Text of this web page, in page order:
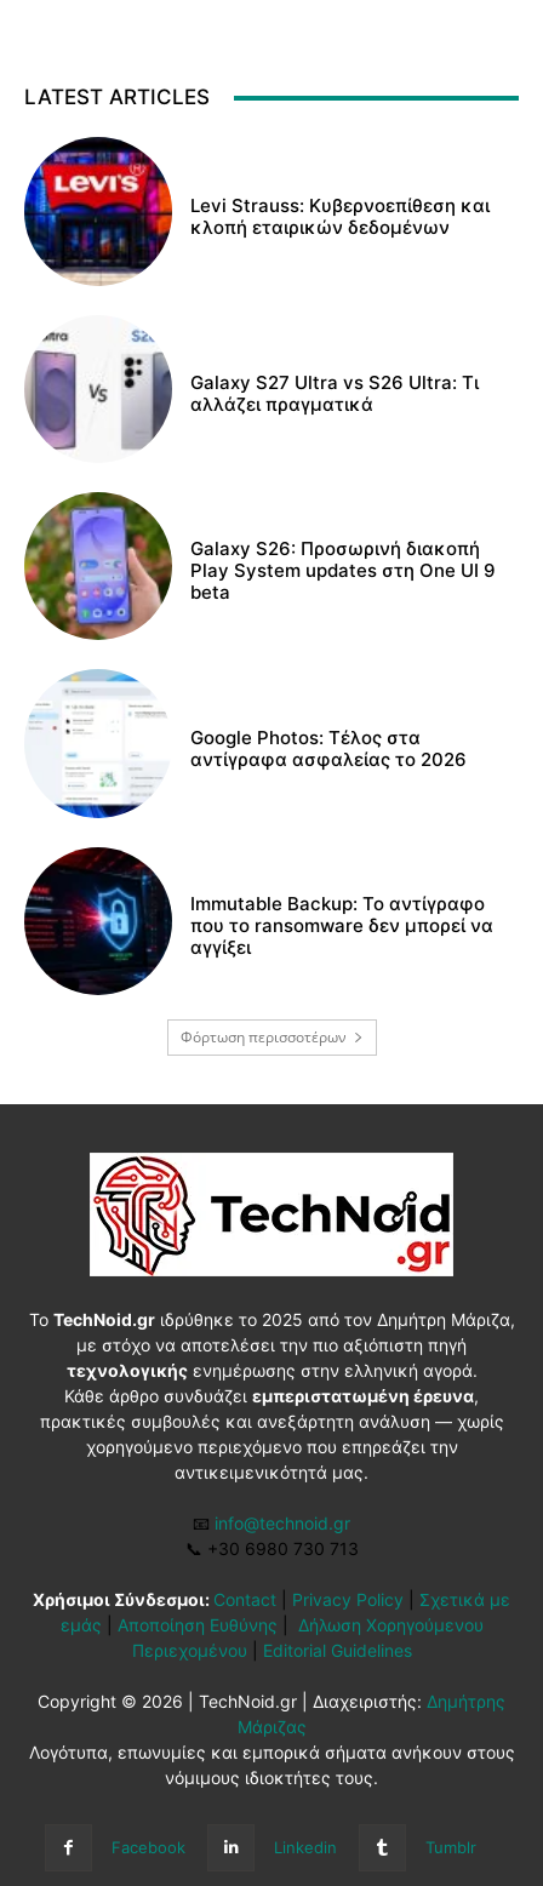
LATEST ARTICLES
Levi Strauss: Κυβερνοεπίθεση και
κλοπή εταιρικών δεδομένων
Galaxy S27 Ultra vs S26 Ultra: Τι
αλλάζει πραγματικά
Galaxy S26: Προσωρινή διακοπή
Play System updates στη One UI 9
beta
Google Photos: Τέλος στα
αντίγραφα ασφαλείας το 2026
Immutable Backup: Το αντίγραφο
που το ransomware δεν μπορεί να
αγγίξει
Φόρτωση περισσοτέρων
Το TechNoid.grιδρύθηκε το 2025 από τον Δημήτρη Μάριζα,
με στόχο να αποτελέσει την πιο αξιόπιστη πηγή
τεχνολογικήςενημέρωσης στην ελληνική αγορά.
Κάθε άρθρο συνδυάζει εμπεριστατωμένη έρευνα,
πρακτικές συμβουλές και ανεξάρτητη ανάλυση — χωρίς
χορηγούμενο περιεχόμενο που επηρεάζει την
αντικειμενικότητά μας.
📧 info@technoid.gr
📞 +30 6980 730 713
Χρήσιμοι Σύνδεσμοι: Contact Privacy Policy
Σχετικά με
εμάς
Αποποίηση Ευθύνης
Δήλωση Χορηγούμενου
Περιεχομένου
Editorial Guidelines
Copyright © 2026 | TechNoid.gr | Διαχειριστής: Δημήτρης
Μάριζας
Λογότυπα, επωνυμίες και εμπορικά σήματα ανήκουν στους
νόμιμους ιδιοκτήτες τους.
Facebook Linkedin Tumblr